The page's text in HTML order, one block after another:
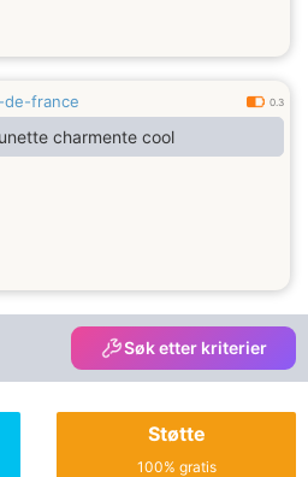
de-france 0.3
Brunette charmente cool
Søk etter kriterier
Støtte
100% gratis